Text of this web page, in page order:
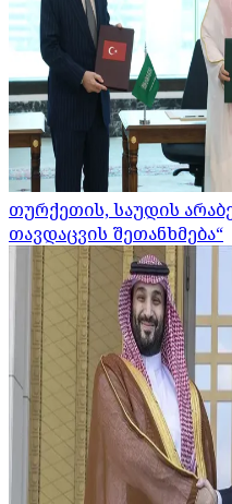
თურქეთის, საუდის
თავდაცვის შეთანხმება“